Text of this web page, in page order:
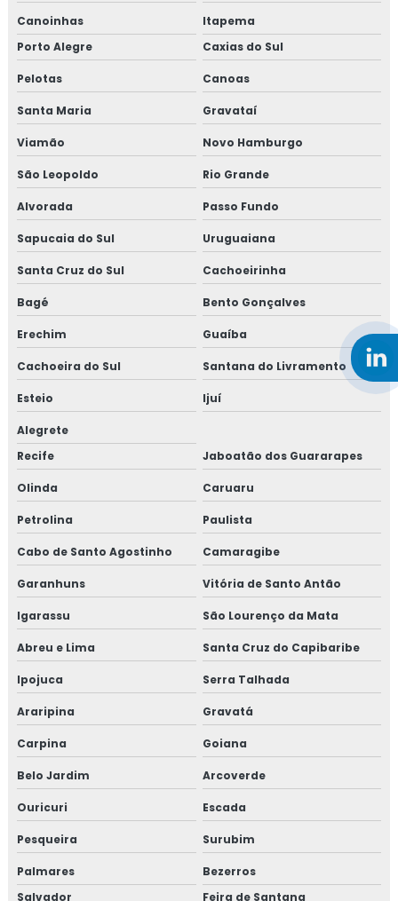
Canoinhas
Itapema
Porto Alegre
Caxias do Sul
Pelotas Canoas
Santa Maria Gravataí
Viamão Novo Hamburgo
São Leopoldo Rio Grande
Alvorada Passo Fundo
Sapucaia do Sul Uruguaiana
Santa Cruz do Sul Cachoeirinha
Bagé Bento Gonçalves
Erechim Guaíba
Cachoeira do Sul Santana do Livramento
Esteio Ijuí
Alegrete
Recife
Jaboatão dos Guararapes
Olinda Caruaru
Petrolina Paulista
Cabo de Santo Agostinho Camaragibe
Garanhuns Vitória de Santo Antão
Igarassu São Lourenço da Mata
Abreu e Lima Santa Cruz do Capibaribe
Ipojuca Serra Talhada
Araripina Gravatá
Carpina Goiana
Belo Jardim Arcoverde
Ouricuri Escada
Pesqueira Surubim
Palmares
Bezerros
Salvador
Feira de Santana